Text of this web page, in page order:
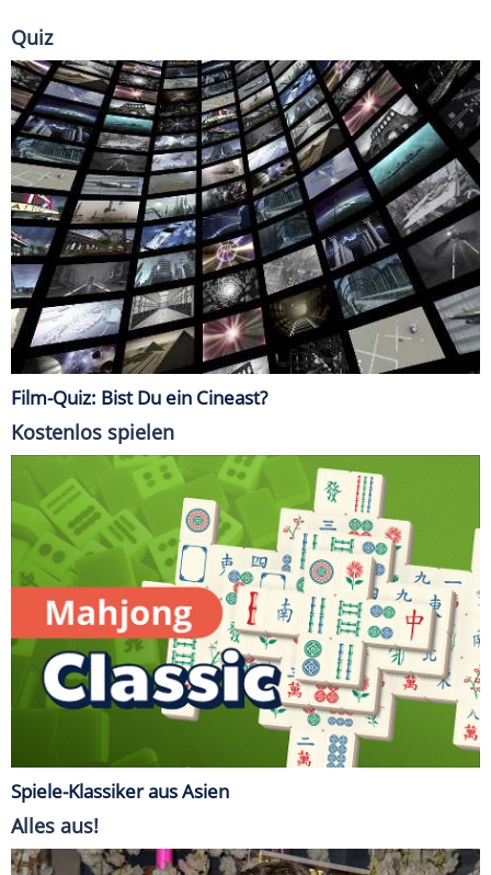
Quiz
Film-Quiz: Bist Du ein Cineast?
Kostenlos spielen
Spiele-Klassiker aus Asien
Alles aus!